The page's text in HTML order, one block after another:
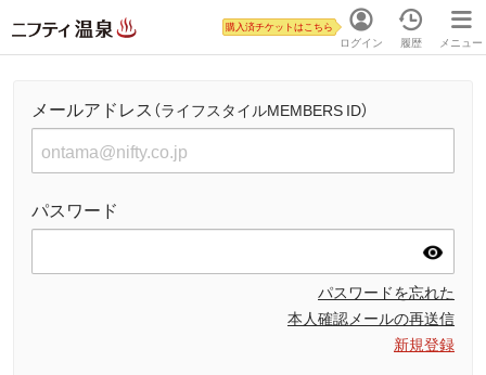
ログイン
購入済チケットはこちら
履歴 メニュー
メールアドレス （ライフスタイルMEMBERS ID）
パスワード
パスワードを忘れた
本人確認メールの再送信
新規登録